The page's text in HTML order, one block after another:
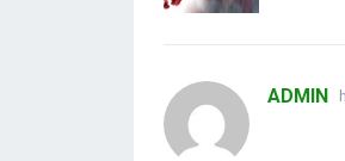
ADMIN